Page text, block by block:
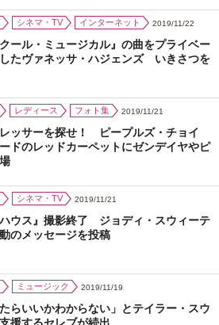
シネマ・TV インターネット 2019/11/22
クール・ミュージカル』の曲をプライベー
したヴァネッサ・ハジェンズ いきさつを
レディース フォト集 2019/11/21
ッサーを探せ！ ピープルズ・チョイ
ドのレッドカーペットにゼンデイヤやピ
シネマ・TV 2019/11/21
ハウス』撮影終了 ジョディ・スウィーテ
のメッセージを投稿
ミュージック 2019/11/19
たらいいかわからない」とテイラー・スウ